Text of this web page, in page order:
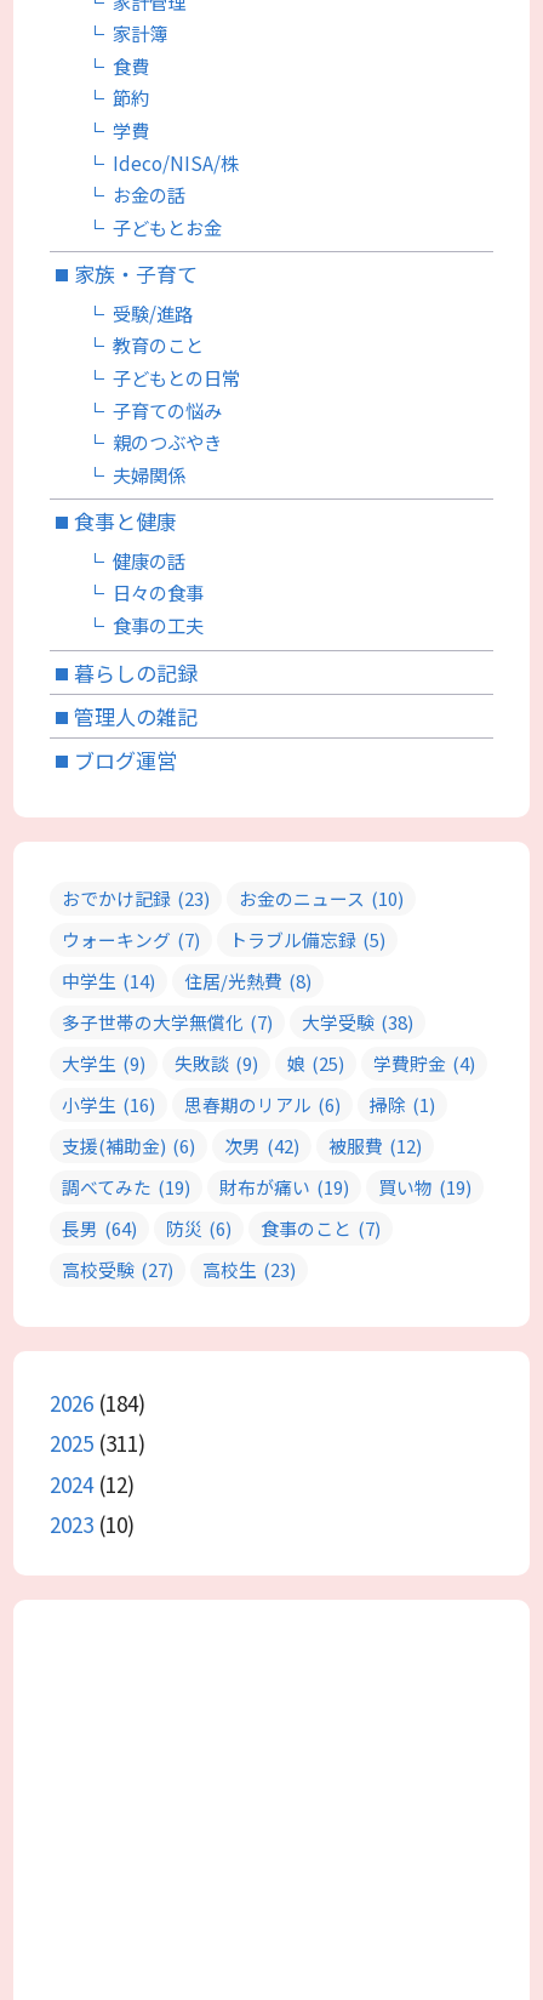
家計簿
食費
節約
学費
Ideco/NISA/株
お金の話
子どもとお金
家族・子育て
受験/進路
教育のこと
子どもとの日常
子育ての悩み
親のつぶやき
夫婦関係
食事と健康
健康の話
日々の食事
食事の工夫
暮らしの記録
管理人の雑記
ブログ運営
おでかけ記録 (23) お金のニュース (10)
ウォーキング (7) トラブル備忘録 (5)
中学生 (14) 住居/光熱費 (8)
多子世帯の大学無償化 (7) 大学受験 (38)
大学生 (9) 失敗談 (9) 娘 (25) 学費貯金 (4)
小学生 (16) 思春期のリアル (6) 掃除 (1)
支援(補助金) (6) 次男 (42) 被服費 (12)
調べてみた (19) 財布が痛い (19) 買い物 (19)
長男 (64) 防災 (6) 食事のこと (7)
高校受験 (27) 高校生 (23)
2026 (184)
2025 (311)
2024(12)
2023 (10)